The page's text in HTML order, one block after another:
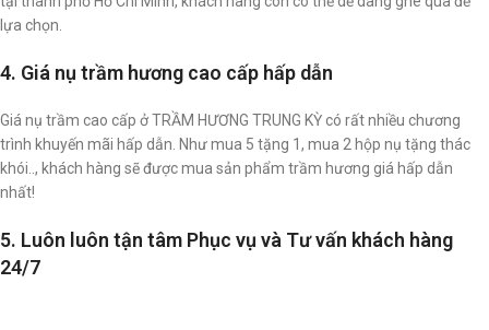
lựa chọn.
4. Giá nụ trầm hương cao cấp hấp dẫn
Giá nụ trầm cao cấp ở TRẦM HƯƠNG TRUNG KỲ có rất nhiều chương
trình khuyến mãi hấp dẫn. Như mua 5 tặng 1, mua 2 hộp nụ tặng thác
khói.., khách hàng sẽ được mua sản phẩm trầm hương giá hấp dẫn
nhất!
5. Luôn luôn tận tâm Phục vụ và Tư vấn khách hàng
24/7